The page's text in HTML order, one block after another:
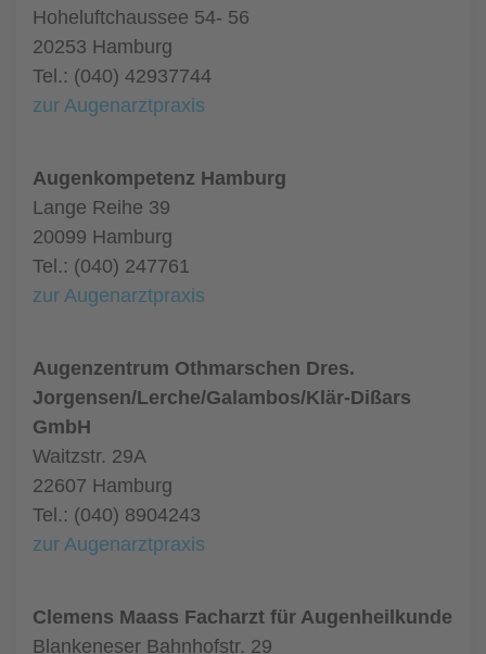
Hoheluftchaussee 54- 56
20253 Hamburg
Tel.: (040) 42937744
zur Augenarztpraxis
Augenkompetenz Hamburg
Lange Reihe 39
20099 Hamburg
Tel.: (040) 247761
zur Augenarztpraxis
Augenzentrum Othmarschen Dres.
Jorgensen/Lerche/Galambos/Klär-Dißars
GmbH
Waitzstr. 29A
22607 Hamburg
Tel.: (040) 8904243
zur Augenarztpraxis
Clemens Maass Facharzt für Augenheilkunde
Blankeneser Bahnhofstr. 29